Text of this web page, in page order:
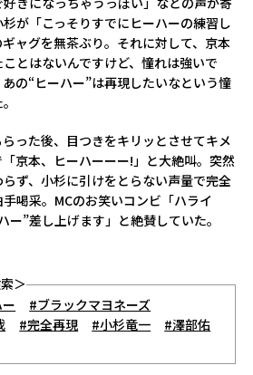
が「こっそりすでにヒーハーの練習し
ャグを無茶ぶり。それに対して、京本
とはないんですけど、憧れは強いで
の“ヒーハー”は再現したいなという憧
った後、目つきをキリッとさせてキメ
京本、ヒーハーーー!」と大絶叫。突然
ず、小杉に引けをとらない声量で完全
喝采。MCのお笑いコンビ「ハライ
ー”差し上げます」と絶賛していた。
＞
#ブラックマヨネーズ
#完全再現 #小杉竜一
#澤部佑